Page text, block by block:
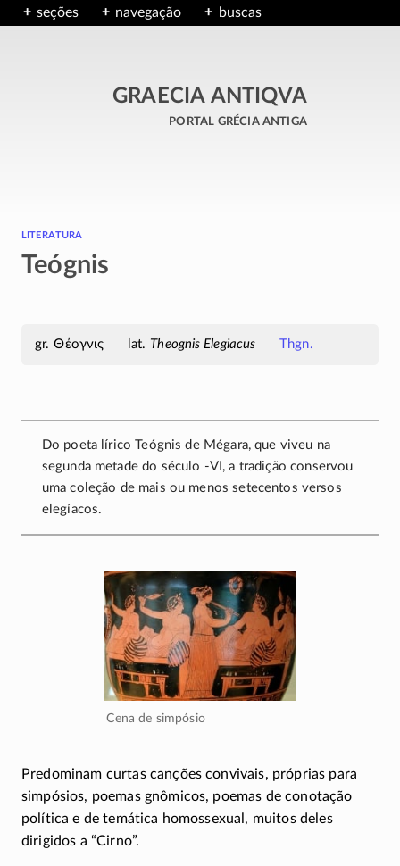
seções navegação buscas
GRAECIA ANTIQVA
portal grécia antiga
literatura
Teógnis
Θέογνις Theognis Elegiacus Thgn.
Do poeta lírico Teógnis de Mégara, que viveu na
segunda metade do século -VI , a tradição conservou
uma coleção de mais ou menos setecentos versos
elegíacos.
Cena de simpósio
Predominam curtas canções convivais, próprias para
simpósios, poemas gnômicos, poemas de conotação
política e de temática homossexual, muitos deles
dirigidos a “Cirno”.